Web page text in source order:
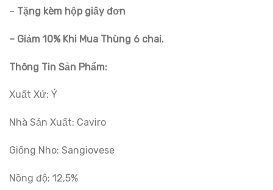
– Tặng kèm hộp giấy đơn
– Giảm 10% Khi Mua Thùng 6 chai.
Thông Tin Sản Phẩm:
Xuất Xứ: Ý
Nhà Sản Xuất: Caviro
Giống Nho: Sangiovese
Nồng độ: 12,5%